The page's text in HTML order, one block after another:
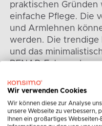
praktischen Gründen
einfache Pflege. Die
und Armlehnen
werden. Die trendige
und das
RENAR-Eckcouch
Wir verwenden Cookies
Wir können diese zur Analyse
unsere Webseite zu verbessern,
Ihnen ein großartiges